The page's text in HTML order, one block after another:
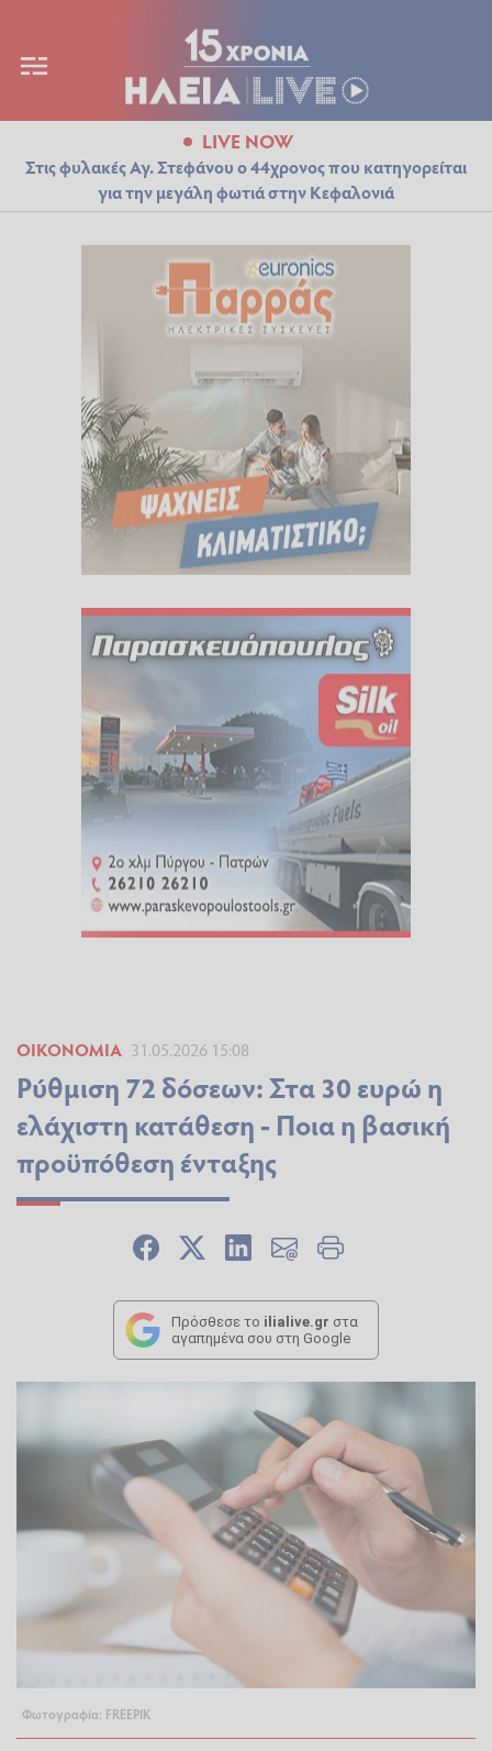
LIVE NOW
Στις φυλακές Αγ. Στεφάνου ο 44χρονος που κατηγορείται
για την μεγάλη φωτιά στην Κεφαλονιά
ΟΙΚΟΝΟΜΊΑ 31.05.2026 15:08
Ρύθμιση 72 δόσεων: Στα 30 ευρώ η
ελάχιστη κατάθεση - Ποια η βασική
προϋπόθεση ένταξης
Πρόσθεσε το ilialive.gr στα
αγαπημένα σου στη Google
Φωτογραφία: FREEPIK